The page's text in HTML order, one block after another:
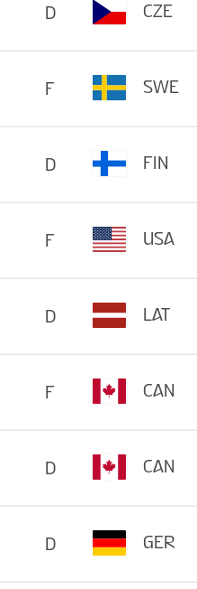
D CZE
F SWE
D FIN
F USA
D LAT
F CAN
D CAN
D GER